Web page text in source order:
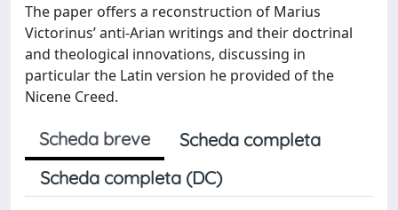
The paper offers a reconstruction of Marius
Victorinus’ anti-Arian writings and their doctrinal
and theological innovations, discussing in
particular the Latin version he provided of the
Nicene Creed.
Scheda breve
Scheda completa
Scheda completa (DC)